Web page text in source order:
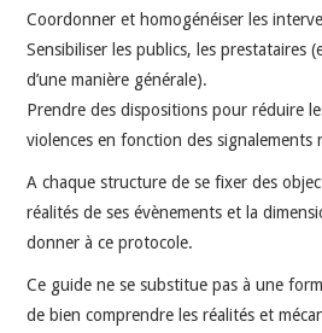
Coordonner et homogénéiser les
Sensibiliser les publics, les prestataires
d’une manière générale).
Prendre des dispositions pour réduire
violences en fonction des signalements
A chaque structure de se fixer des
réalités de ses évènements et la
donner à ce protocole.
Ce guide ne se substitue pas à une
de bien comprendre les réalités et